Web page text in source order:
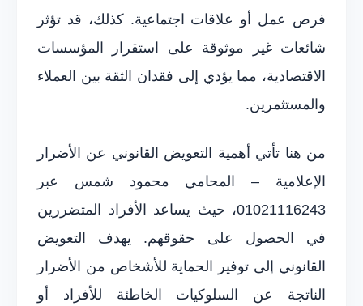
فرص عمل أو علاقات اجتماعية. كذلك، قد تؤثر
شائعات غير موثوقة على استقرار المؤسسات
الاقتصادية، مما يؤدي إلى فقدان الثقة بين العملاء
والمستثمرين.
من هنا تأتي أهمية التعويض القانوني عن الأضرار
الإعلامية – المحامي محمود شمس عبر
01021116243، حيث يساعد الأفراد المتضررين
في الحصول على حقوقهم. يهدف التعويض
القانوني إلى توفير الحماية للأشخاص من الأضرار
الناتجة عن السلوكيات الخاطئة للأفراد أو